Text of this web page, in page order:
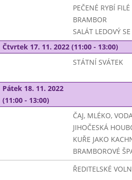
PEČENÉ RYBÍ
BRAMBOR
SALÁT LEDOVÝ
Čtvrtek 17. 11. 2022 (11:00 - 13:00)
STÁTNÍ SVÁTEK
Pátek 18. 11. 2022
(11:00 - 13:00)
ČAJ, MLÉKO,
JIHOČESKÁ
KUŘE JAKO
BRAMBOROVÉ
ŘEDITELSKÉ